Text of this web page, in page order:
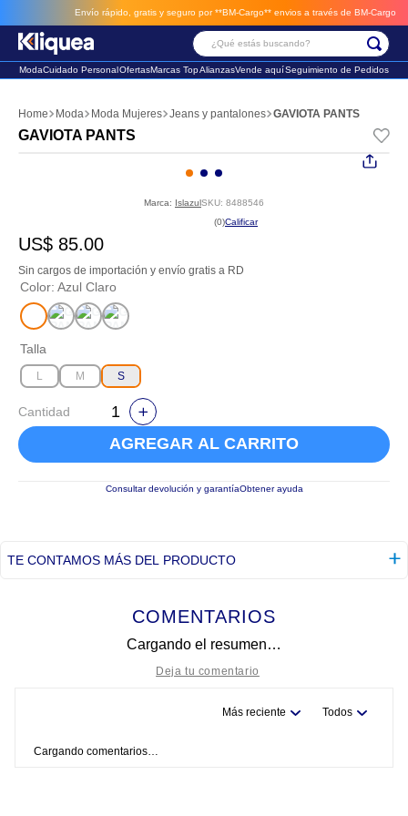
Envío rápido, gratis y seguro por **BM-Cargo** envios a través de BM-Cargo
¿Qué estás buscando?
ModaCuidado PersonalOfertasMarcas TopAlianzasVende aquíSeguimiento de Pedidos
Moda Moda Mujeres Jeans y pantalones GAVIOTA PANTS
GAVIOTA PANTS
Marca: IslazulSKU: 8488546
☆
(0)
US$ 85.00
Sin cargos de importación y envío gratis a RD
Color: Azul Claro
Talla
L M S
Cantidad
AGREGAR AL CARRITO
Consultar devolución y garantíaObtener ayuda
TE CONTAMOS MÁS DEL PRODUCTO
COMENTARIOS
Cargando el resumen…
Más reciente Todos
Cargando comentarios…